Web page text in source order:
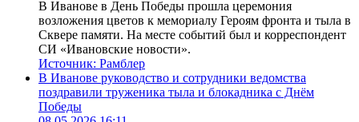
В Иванове в День Победы прошла церемония
возложения цветов к мемориалу Героям фронта и тыла в
Сквере памяти. На месте событий был и корреспондент
СИ «Ивановские новости».
Источник: Рамблер
В Иванове руководство и сотрудники ведомства
поздравили труженика тыла и блокадника с Днём
Победы